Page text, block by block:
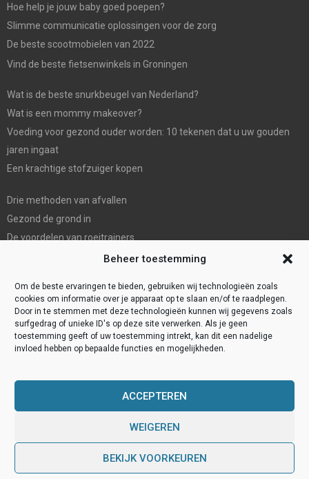
Beheer toestemming
Om de beste ervaringen te bieden, gebruiken wij technologieën zoals
cookies om informatie over je apparaat op te slaan en/of te raadplegen.
Door in te stemmen met deze technologieën kunnen wij gegevens zoals
surfgedrag of unieke ID's op deze site verwerken. Als je geen
toestemming geeft of uw toestemming intrekt, kan dit een nadelige
invloed hebben op bepaalde functies en mogelijkheden.
ACCEPTEREN
WEIGEREN
BEKIJK VOORKEUREN
Hoe help je jouw baby goed poepen?
Slimme communicatie oplossingen voor de zorg
De beste scootmobielen van 2022
Vind de beste fietsenwinkels in Groningen
Wat is de beste snurkbeugel van Nederland?
Wat is een mommy makeover?
Voeding voor gezond ouder worden: 10 tekenen dat u uw gouden
jaren ingaat
Een krachtige stofzuiger kopen
Drie methoden van afvallen
Gezond de grond in
De voordelen van roeitrainers
De Mondhygienist & Tandarts Zaandam: Uw betrouwbare partner in